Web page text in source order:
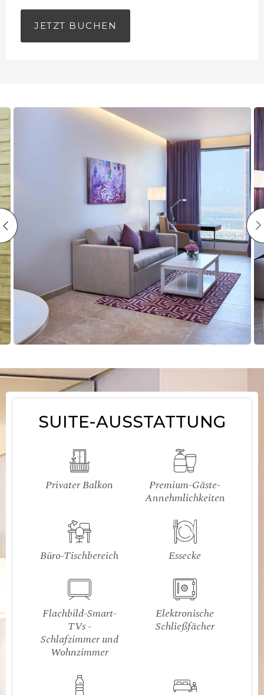
JETZT BUCHEN
SUITE-AUSSTATTUNG
Privater Balkon
Premium-Gäste-
Annehmlichkeiten
Büro-Tischbereich Essecke
Flachbild-Smart-
TVs -
Schlafzimmer und
Wohnzimmer
Elektronische
Schließfächer